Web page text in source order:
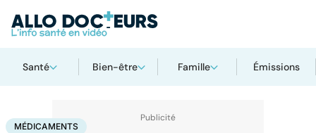
Santé Bien-être Famille Émissions
AccueilSantéMédicaments Médicaments
MÉDICAMENTS